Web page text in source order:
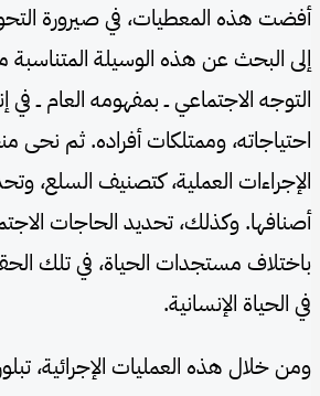
أفضت هذه المعطيات، في صيرورة
إلى البحث عن هذه الوسيلة المتناسبة
التوجه الاجتماعي ــ بمفهومه العام ــ في
احتياجاته، وممتلكات أفراده. ثم
الإجراءات العملية، كتصنيف السلع،
أصنافها. وكذلك، تحديد الحاجات
باختلاف مستجدات الحياة، في تلك
في الحياة الإنسانية.
ومن خلال هذه العمليات الإجرائية،